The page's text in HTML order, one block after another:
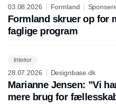
03.08.2026 Formland
Formland skruer op for
faglige program
Interior
28.07.2026 Designbase.dk
Marianne Jensen: ”Vi
mere brug for